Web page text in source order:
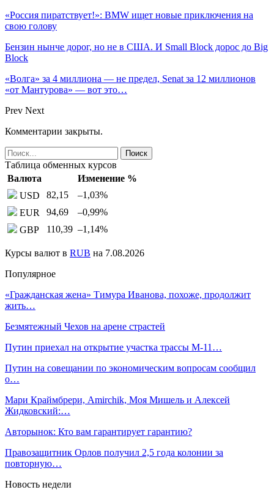
«Россия пиратствует!»: BMW ищет новые приключения на
свою голову
Бензин нынче дорог, но не в США. И Small Block дорос до Big
Block
«Волга» за 4 миллиона — не предел, Senat за 12 миллионов
«от Мантурова» — вот это…
Prev Next
Комментарии закрыты.
Таблица обменных курсов
Валюта
Изменение %
USD
82,15 –1,03%
EUR
94,69 –0,99%
GBP
110,39 –1,14%
Курсы валют в RUB на 7.08.2026
Популярное
«Гражданская жена» Тимура Иванова, похоже, продолжит
жить…
Безмятежный Чехов на арене страстей
Путин приехал на открытие участка трассы М-11…
Путин на совещании по экономическим вопросам сообщил
о…
Мари Краймбрери, Amirchik, Моя Мишель и Алексей
Жидковский:…
Авторынок: Кто вам гарантирует гарантию?
Правозащитник Орлов получил 2,5 года колонии за
повторную…
Новость недели